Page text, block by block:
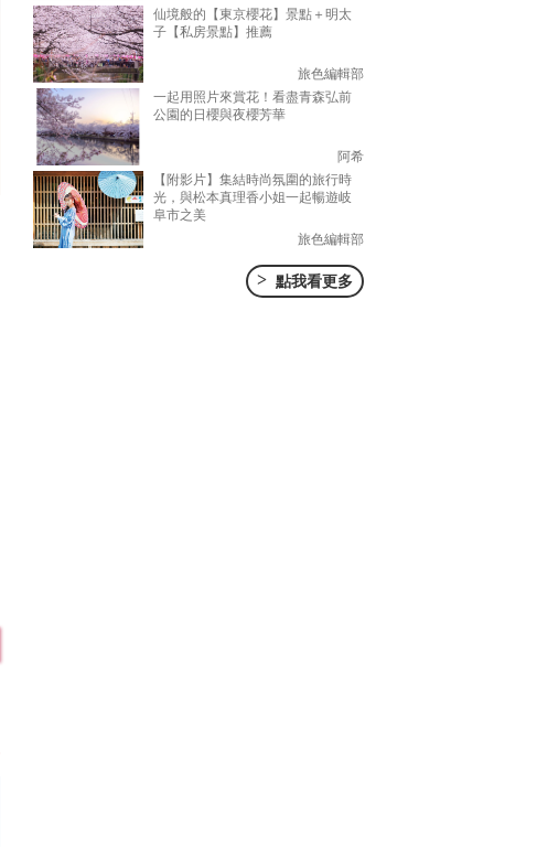
仙境般的【東京櫻花】景點＋明太
子【私房景點】推薦
旅色編輯部
一起用照片來賞花！看盡青森弘前
公園的日櫻與夜櫻芳華
阿希
【附影片】集結時尚氛圍的旅行時
光，與松本真理香小姐一起暢遊岐
阜市之美
旅色編輯部
> 點我看更多